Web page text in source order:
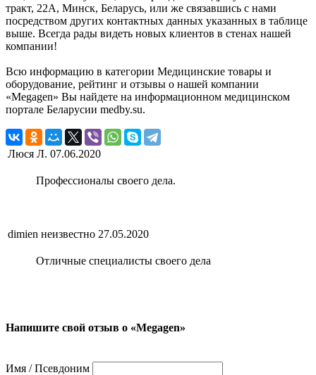
тракт, 22А, Минск, Беларусь, или же связавшись с нами
посредством других контактных данных указанных в таблице
выше. Всегда рады видеть новых клиентов в стенах нашей
компании!
Всю информацию в категории Медицинские товары и
оборудование, рейтинг и отзывы о нашей компании
«Megagen» Вы найдете на информационном медицинском
портале Беларусии medby.su.
Люся Л. 07.06.2020
Профессионалы своего дела.
dimien неизвестно 27.05.2020
Отличные специалисты своего дела
Напишите свой отзыв о «Megagen»
Имя / Псевдоним